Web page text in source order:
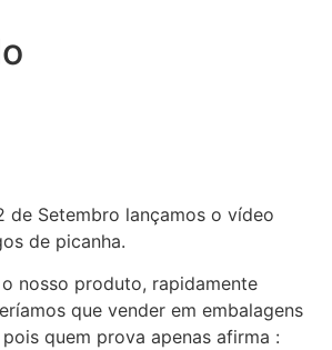
de Setembro lançamos o vídeo
de picanha.
nosso produto, rapidamente
que vender em embalagens
quem prova apenas afirma :